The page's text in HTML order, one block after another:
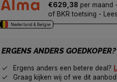
Nederland & Belgie
€629,38 per maand
of BKR toetsing -
ERGENS ANDERS GOEDKOPER?
Ergens anders een betere deal?
Graag kijken wij of we dit